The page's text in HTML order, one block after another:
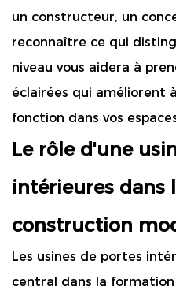
un constructeur, un
reconnaître ce qui
niveau vous aidera à
éclairées qui améliorent
fonction dans vos
Le rôle d'une
intérieures dans
construction
Les usines de portes
central dans la formation